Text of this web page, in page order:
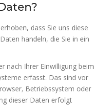
dass Sie uns diese
handeln, die Sie in ein
nach Ihrer Einwilligung beim
erfasst. Das sind vor
Betriebssystem oder
dieser Daten erfolgt